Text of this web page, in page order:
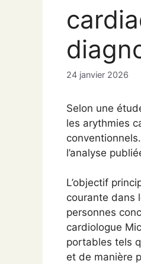
24 janvier 2026
Selon une
les arythmies
l’analyse
L’objectif
courante dans
personnes
cardiologue
portables tels
et de manière